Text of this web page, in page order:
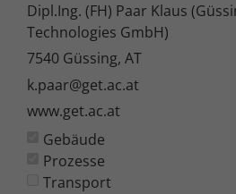
Dipl.Ing. (FH) Paar Klaus
Technologies GmbH)
7540 Güssing, AT
k.paar@get.ac.at
www.get.ac.at
Gebäude
Prozesse
Transport